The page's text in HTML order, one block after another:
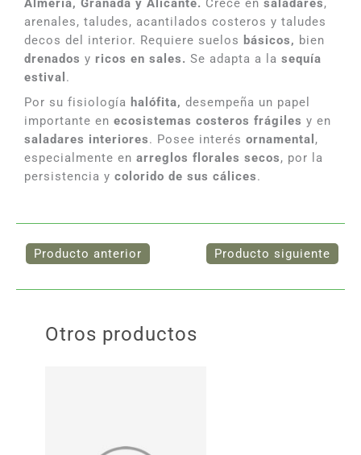
Almería, Granada y Alicante. Crece en saladares,
arenales, taludes, acantilados costeros y taludes
decos del interior. Requiere suelos básicos, bien
drenados y ricos en sales. Se adapta a la sequía
estival .
Por su fisiología halófita, desempeña un papel
importante en ecosistemas costeros frágiles y en
saladares interiores. Posee interés ornamental ,
especialmente en arreglos florales secos, por la
persistencia y colorido de sus cálices.
Otros productos